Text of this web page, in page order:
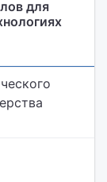
для